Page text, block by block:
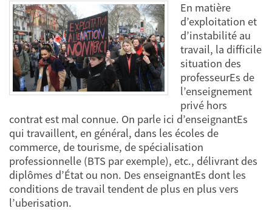
En matière
d’exploitation et
d’instabilité au
travail, la difficile
situation des
professeurEs de
l’enseignement
privé hors
contrat est mal connue. On parle ici d’enseignantEs
qui travaillent, en général, dans les écoles de
commerce, de tourisme, de spécialisation
professionnelle (BTS par exemple), etc., délivrant des
diplômes d’État ou non. Des enseignantEs dont les
conditions de travail tendent de plus en plus vers
l’uberisation.